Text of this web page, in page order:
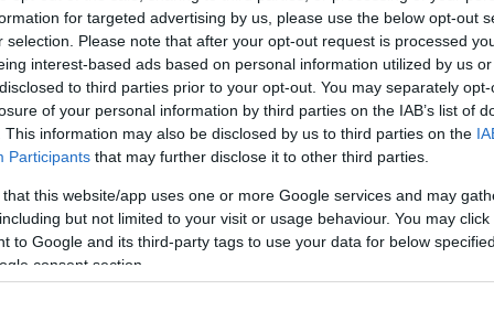
for targeted advertising by us, please use the below opt-out
selection. Please note that after your opt-out request is processed
interest-based ads based on personal information utilized by us
to third parties prior to your opt-out. You may separately
of your personal information by third parties on the IAB’s list of
This information may also be disclosed by us to third parties on the
Participants that may further disclose it to other third parties.
that this website/app uses one or more Google services and may
but not limited to your visit or usage behaviour. You may
to Google and its third-party tags to use your data for below
consent section.
μπουκώματα με λάδι
δοντιών. Και εκεί
πάνω σε άρθρα που
κι ένα σωρό άλλα
που έφτασε στα
Άρα, ήταν σημάδι
μόνη μου…